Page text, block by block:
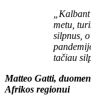
metu,
silpnus,
tačiau
Matteo Gatti,
Afrikos regionui